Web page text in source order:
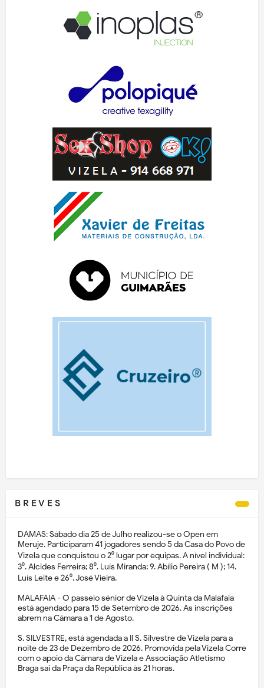
B R E V E S
DAMAS: Sábado dia 25 de Julho realizou-se o Open em
Meruje. Participaram 41 jogadores sendo 5 da Casa do Povo de
Vizela que conquistou o 2⁰ lugar por equipas. A nível individual:
3⁰. Alcides Ferreira; 8⁰. Luís Miranda; 9. Abílio Pereira ( M ); 14.
Luís Leite e 26⁰. José Vieira.
MALAFAIA - O passeio sénior de Vizela à Quinta da Malafaia
está agendado para 15 de Setembro de 2026. As inscrições
abrem na Câmara a 1 de Agosto.
S. SILVESTRE, está agendada a II S. Silvestre de Vizela para a
noite de 23 de Dezembro de 2026. Promovida pela Vizela Corre
com o apoio da Câmara de Vizela e Associação Atletismo
Braga sai da Praça da República às 21 horas.